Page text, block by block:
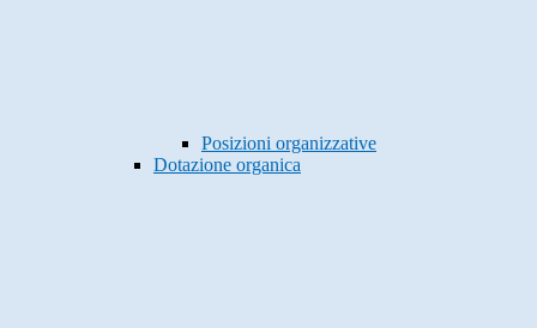
Posizioni organizzative
Dotazione organica